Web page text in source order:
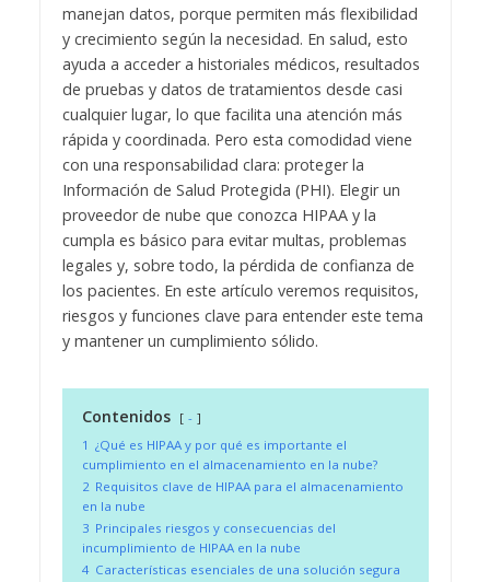
manejan datos, porque permiten más flexibilidad
y crecimiento según la necesidad. En salud, esto
ayuda a acceder a historiales médicos, resultados
de pruebas y datos de tratamientos desde casi
cualquier lugar, lo que facilita una atención más
rápida y coordinada. Pero esta comodidad viene
con una responsabilidad clara: proteger la
Información de Salud Protegida (PHI). Elegir un
proveedor de nube que conozca HIPAA y la
cumpla es básico para evitar multas, problemas
legales y, sobre todo, la pérdida de confianza de
los pacientes. En este artículo veremos requisitos,
riesgos y funciones clave para entender este tema
y mantener un cumplimiento sólido.
Contenidos
-
1 ¿Qué es HIPAA y por qué es importante el
cumplimiento en el almacenamiento en la nube?
2 Requisitos clave de HIPAA para el almacenamiento
en la nube
3 Principales riesgos y consecuencias del
incumplimiento de HIPAA en la nube
4 Características esenciales de una solución segura